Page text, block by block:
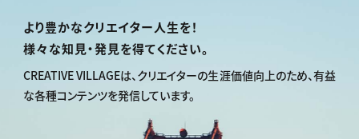
より豊かなクリエイター人生を！
様々な知見・発見を得てください。
CREATIVE VILLAGEは、 クリエイターの生涯価値向上のため、有益
な各種コンテンツを発信しています。